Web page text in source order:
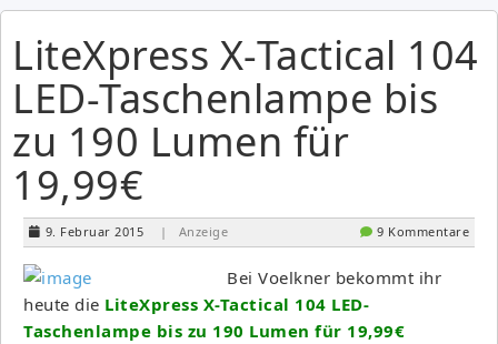
LiteXpress X-Tactical 104
LED-Taschenlampe bis
zu 190 Lumen für
19,99€
9. Februar 2015 | Anzeige 9 Kommentare
Bei Voelkner bekommt ihr
heute die LiteXpress X-Tactical 104 LED-
Taschenlampe bis zu 190 Lumen für 19,99€